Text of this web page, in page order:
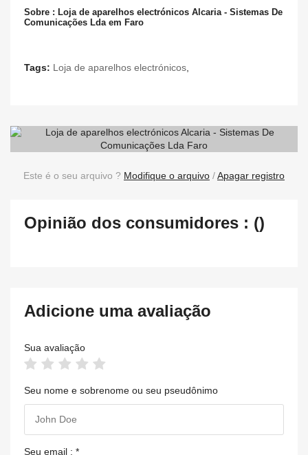
Sobre : Loja de aparelhos electrónicos Alcaria - Sistemas De
Comunicações Lda em Faro
Tags: Loja de aparelhos electrónicos
Este é o seu arquivo ? Modifique o arquivo /Apagar registro
Opinião dos consumidores : ()
Adicione uma avaliação
Sua avaliação
Seu nome e sobrenome ou seu pseudônimo
Seu email : *